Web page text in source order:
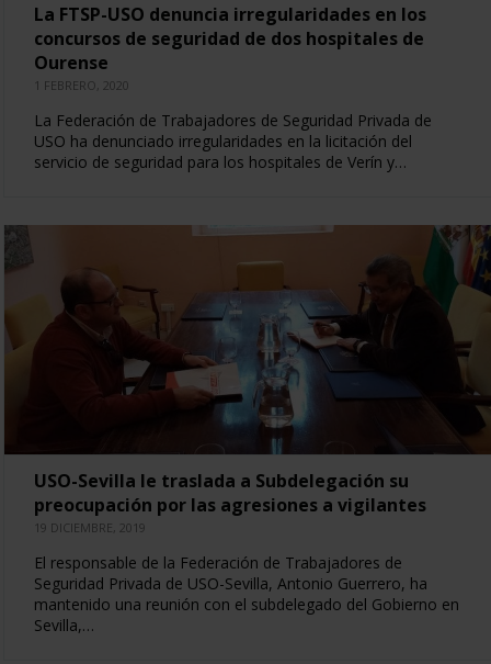
La FTSP-USO denuncia irregularidades en los
concursos de seguridad de dos hospitales de
Ourense
1 FEBRERO, 2020
La Federación de Trabajadores de Seguridad Privada de
USO ha denunciado irregularidades en la licitación del
servicio de seguridad para los hospitales de Verín y…
USO-Sevilla le traslada a Subdelegación su
preocupación por las agresiones a vigilantes
19 DICIEMBRE, 2019
El responsable de la Federación de Trabajadores de
Seguridad Privada de USO-Sevilla, Antonio Guerrero, ha
mantenido una reunión con el subdelegado del Gobierno en
Sevilla,…